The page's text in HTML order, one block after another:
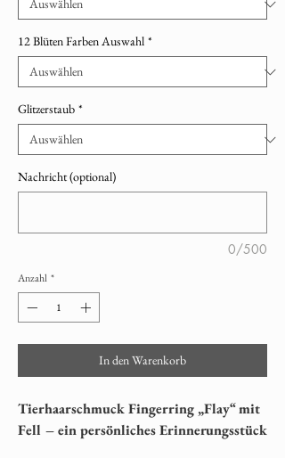
12 Blüten Farben Auswahl *
Glitzerstaub *
Nachricht (optional)
0/500
Anzahl *
In den Warenkorb
Tierhaarschmuck Fingerring „Flay“ mit
Fell – ein persönliches Erinnerungsstück